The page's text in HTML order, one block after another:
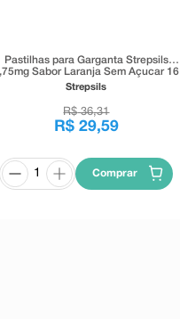
Pastilhas para Garganta Strepsils
Sabor Laranja Sem Açucar 16
Pastilhas
Strepsils
R$ 36,31
R$ 29,59
Comprar